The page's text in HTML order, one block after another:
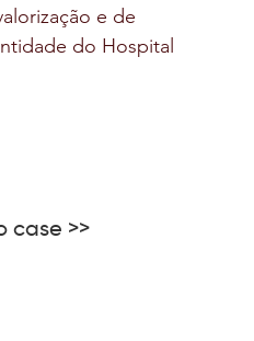
e de
do Hospital
case >>